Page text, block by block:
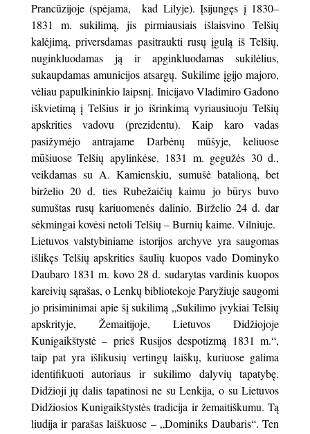
Prancūzijoje (spėjama, kad Lilyje). Įsijungęs į 1830–
1831 m. sukilimą, jis pirmiausiais iš­laisvino Telšių
kalėjimą, priversdamas pa­sitraukti rusų įgulą iš Telšių,
nuginkluodamas ją ir apginkluodamas sukilėlius,
sukaupdamas amunicijos atsargų. Sukilime įgijo majoro,
vė­liau papulkininkio laipsnį. Inicijavo Vladimiro Gadono
iškvietimą į Telšius ir jo išrinkimą vy­riausiuoju Telšių
apskrities vadovu (prezidentu). Kaip karo vadas
pasižymėjo antrajame Darbėnų mūšyje, keliuose
mūšiuose Telšių apylinkėse. 1831 m. gegužės 30 d.,
veikdamas su A. Kamienskiu, sumušė batalioną, bet
birželio 20 d. ties Rubežaičių kaimu jo būrys buvo
sumuštas rusų ka­riuomenės dalinio. Birželio 24 d. dar
sėkmingai kovėsi netoli Telšių – Burnių kaime. Vil­niuje.
Lietuvos valstybiniame istorijos archyve yra saugomas
išlikęs Telšių apskrities šaulių kuopos vado Do­minyko
Daubaro 1831 m. kovo 28 d. sudarytas var­dinis kuopos
kareivių sąrašas, o Lenkų bibliote­koje Paryžiuje saugomi
jo prisiminimai apie šį sukilimą „Sukilimo įvykiai Telšių
apskrityje, Že­maitijoje, Lietuvos Didžiojoje
Kunigaikštystė – prieš Rusijos despotizmą 1831 m.“,
taip pat yra išlikusių vertingų laiškų, kuriuose galima
identifikuoti autoriaus ir sukilimo dalyvių tapatybę.
Didžioji jų dalis tapatinosi ne su Lenkija, o su Lietuvos
Didžiosios Kunigaikš­tystės tradicija ir žemaitiškumu. Tą
liudija ir parašas laiškuose – „Dominiks Daubaris“. Ten